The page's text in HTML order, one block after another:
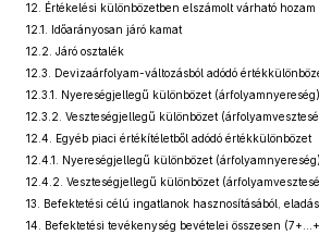
12. Értékelési különbözetben elszámolt várható hozam
12.1. Időarányosan járó kamat
12.2. Járó osztalék
12.3. Devizaárfolyam-változásból adódó
12.3.1. Nyereségjellegű különbözet (árfolyamnyereség)
12.3.2. Veszteségjellegű különbözet
12.4. Egyéb piaci értékítéletből adódó értékkülönbözet
12.4.1. Nyereségjellegű különbözet (árfolyamnyereség)
12.4.2. Veszteségjellegű különbözet
13. Befektetési célú ingatlanok hasznosításából,
14. Befektetési tevékenység bevételei összesen